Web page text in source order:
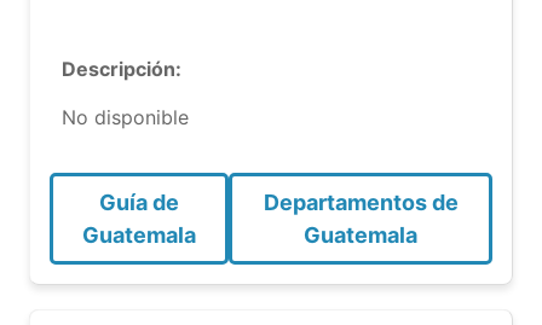
Descripción:
No disponible
Guía de
Guatemala
Departamentos de
Guatemala